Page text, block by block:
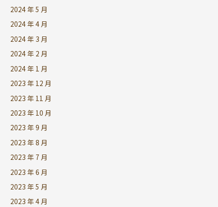
2024 年 5 月
2024 年 4 月
2024 年 3 月
2024 年 2 月
2024 年 1 月
2023 年 12 月
2023 年 11 月
2023 年 10 月
2023 年 9 月
2023 年 8 月
2023 年 7 月
2023 年 6 月
2023 年 5 月
2023 年 4 月